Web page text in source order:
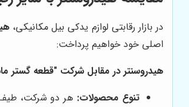
در بازار رقابتی لوازم یدکی بیل مکانیکی،
اصلی خود خواهیم پرداخت:
هیدروسنتر در مقابل شرکت "قطعه گستر
تنوع محصولات: هر دو شرکت، طیف